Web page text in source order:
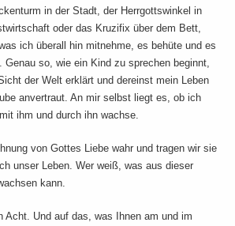
in der Stadt, der Herrgottswinkel in
oder das Kruzifix über dem Bett,
ich überall hin mitnehme, es behüte und es
Genau so, wie ein Kind zu sprechen beginnt,
der Welt erklärt und dereinst mein Leben
anvertraut. An mir selbst liegt es, ob ich
ihm und durch ihn wachse.
von Gottes Liebe wahr und tragen wir sie
unser Leben. Wer weiß, was aus dieser
kann.
Acht. Und auf das, was Ihnen am und im